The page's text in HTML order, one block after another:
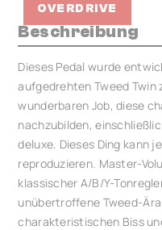
OVERDRIVE
Beschreibung
Dieses Pedal wurde
aufgedrehten Tweed Twin
wunderbaren Job, diese
nachzubilden,
deluxe. Dieses Ding kann
reproduzieren. Master-
klassischer A/B/Y-
unübertroffene Tweed-
charakteristischen Biss